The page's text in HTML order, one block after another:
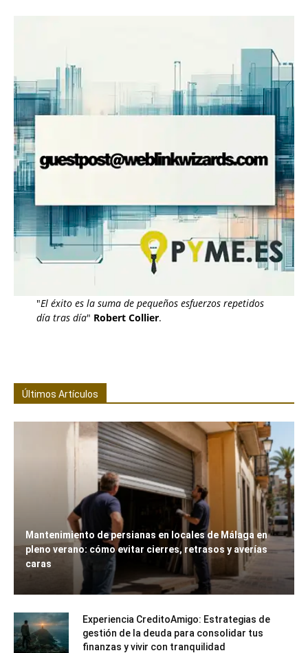
"El éxito es la suma de pequeños esfuerzos repetidos
día tras día" Robert Collier.
Últimos Artículos
Mantenimiento de persianas en locales de Málaga en
pleno verano: cómo evitar cierres, retrasos y averías
caras
Experiencia CreditoAmigo: Estrategias de
gestión de la deuda para consolidar tus
finanzas y vivir con tranquilidad